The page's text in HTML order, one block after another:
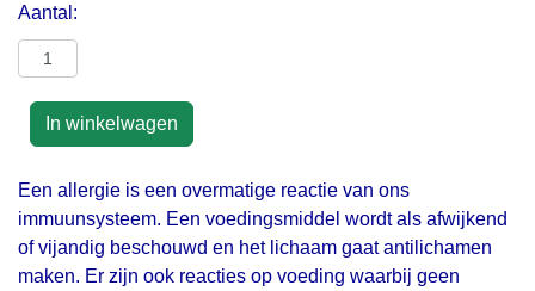
Aantal:
Een allergie is een overmatige reactie van ons
immuunsysteem. Een voedingsmiddel wordt als afwijkend
of vijandig beschouwd en het lichaam gaat antilichamen
maken. Er zijn ook reacties op voeding waarbij geen